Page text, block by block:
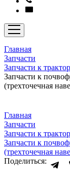
Главная
Запчасти
Запчасти к
Запчасти к
(трехточечная
Главная
Запчасти
Запчасти к
Запчасти к
(трехточечная
Поделиться: